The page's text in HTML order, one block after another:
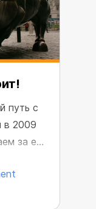
в
путь с
в 2009
за его